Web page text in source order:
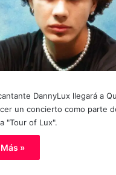
DannyLux llegará a
un concierto como parte
"Tour of Lux".
»